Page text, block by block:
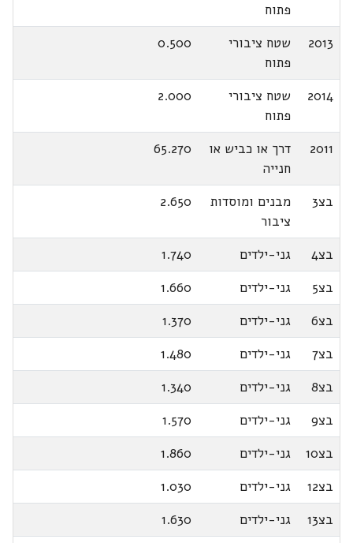
פתוח
2013
שטח ציבורי
פתוח
0.500
2014
שטח ציבורי
פתוח
2.000
2011
דרך או כביש או
חנייה
65.270
בצ3
מבנים ומוסדות
ציבור
2.650
בצ4 גני-ילדים
1.740
בצ5
גני-ילדים
1.660
בצ6
גני-ילדים
1.370
בצ7
גני-ילדים
1.480
בצ8
גני-ילדים
1.340
בצ9
גני-ילדים
1.570
בצ10
גני-ילדים
1.860
בצ12
גני-ילדים
1.030
בצ13
גני-ילדים
1.630